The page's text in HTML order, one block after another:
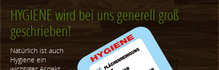
HYGIENE wird bei uns generell groß
geschrieben!
Natürlich ist auch
Hygiene ein